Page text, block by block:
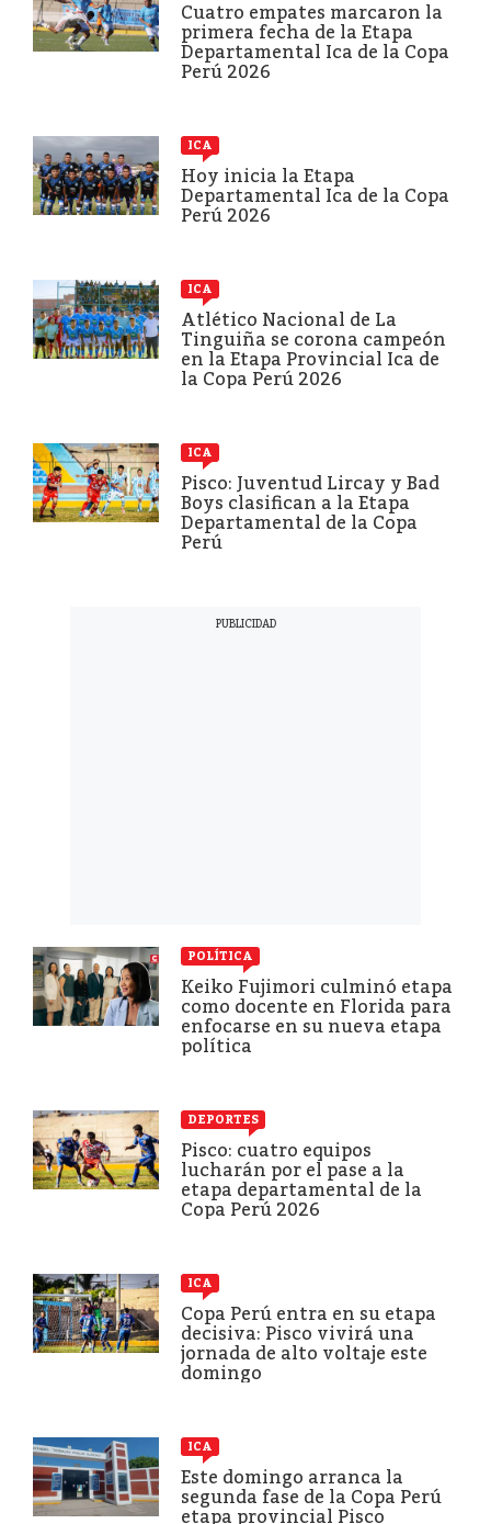
Cuatro empates marcaron la
primera fecha de la Etapa
Departamental Ica de la Copa
Perú 2026
ICA
Hoy inicia la Etapa
Departamental Ica de la Copa
Perú 2026
ICA
Atlético Nacional de La
Tinguiña se corona campeón
en la Etapa Provincial Ica de
la Copa Perú 2026
ICA
Pisco: Juventud Lircay y Bad
Boys clasifican a la Etapa
Departamental de la Copa
Perú
POLÍTICA
Keiko Fujimori culminó etapa
como docente en Florida para
enfocarse en su nueva etapa
política
DEPORTES
Pisco: cuatro equipos
lucharán por el pase a la
etapa departamental de la
Copa Perú 2026
ICA
Copa Perú entra en su etapa
decisiva: Pisco vivirá una
jornada de alto voltaje este
domingo
ICA
Este domingo arranca la
segunda fase de la Copa Perú
etapa provincial Pisco